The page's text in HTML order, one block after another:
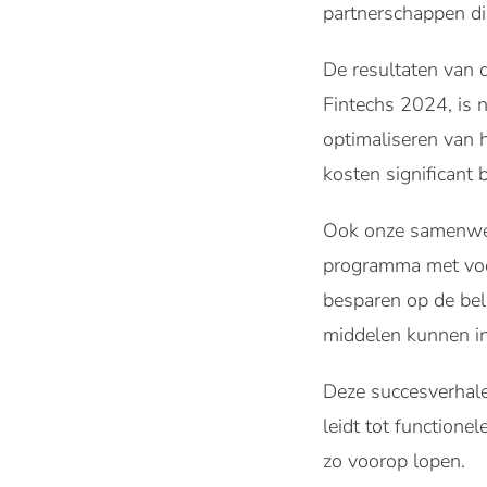
partnerschappen
De resultaten van
Fintechs 2024, is
optimaliseren van
kosten significant
Ook onze
programma met
besparen op de
middelen kunnen
Deze
leidt tot
zo voorop lopen.